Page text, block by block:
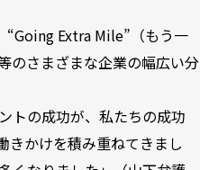
Extra Mile”（もう一
のさまざまな企業の幅広い分
トの成功が、私たちの成功
きかけを積み重ねてきまし